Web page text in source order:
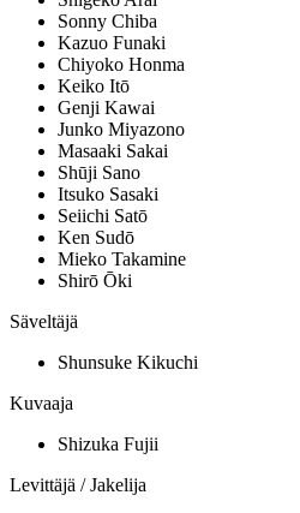
Sonny Chiba
Kazuo Funaki
Chiyoko Honma
Keiko Itō
Genji Kawai
Junko Miyazono
Masaaki Sakai
Shūji Sano
Itsuko Sasaki
Seiichi Satō
Ken Sudō
Mieko Takamine
Shirō Ōki
Säveltäjä
Shunsuke Kikuchi
Kuvaaja
Shizuka Fujii
Levittäjä / Jakelija